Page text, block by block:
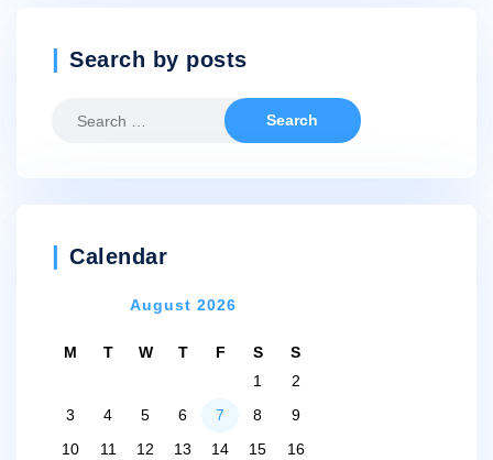
Search by posts
Calendar
August 2026
M T W T F S
S
1
2
3
4 5 6 7 8
9
10
11 12 13 14 15
16